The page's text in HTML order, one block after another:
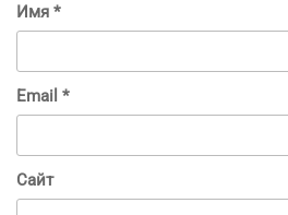
Имя *
Email *
Сайт